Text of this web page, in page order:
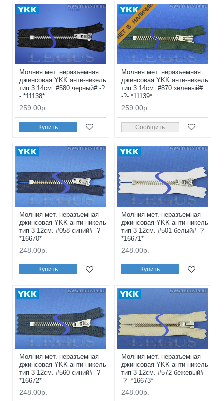
Молния мет. неразъемная
джинсовая YKK анти-никель
тип 3 14см. #580 черный# -?
- *11138*
259.00р.
Купить
НЕТ В НАЛИЧИИ
Молния мет. неразъемная
джинсовая YKK анти-никель
тип 3 14см. #870 зеленый#
-?- *11139*
259.00р.
Сообщить
Молния мет. неразъемная
джинсовая YKK анти-никель
тип 3 12см. #058 синий# -?-
*16670*
248.00р.
Купить
Молния мет. неразъемная
джинсовая YKK анти-никель
тип 3 12см. #501 белый# -?-
*16671*
248.00р.
Купить
Молния мет. неразъемная
джинсовая YKK анти-никель
тип 3 12см. #560 синий# -?-
*16672*
248.00р.
Молния мет. неразъемная
джинсовая YKK анти-никель
тип 3 12см. #572 бежевый#
-?- *16673*
248.00р.